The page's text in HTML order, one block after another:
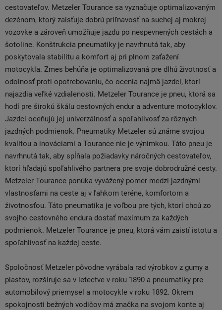
cestovateľov. Metzeler Tourance sa vyznačuje optimalizovaným
dezénom, ktorý zaisťuje dobrú priľnavosť na suchej aj mokrej
vozovke a zároveň umožňuje jazdu po nespevnených cestách a
šotoline. Konštrukcia pneumatiky je navrhnutá tak, aby
poskytovala stabilitu a komfort aj pri plnom zaťažení
motocykla. Zmes behúňa je optimalizovaná pre dlhú životnosť a
odolnosť proti opotrebovaniu, čo ocenia najmä jazdci, ktorí
najazdia veľké vzdialenosti. Metzeler Tourance je pneu, ktorá sa
hodí pre širokú škálu cestovných endur a adventure motocyklov.
Jazdci oceňujú jej univerzálnosť a spoľahlivosť za rôznych
jazdných podmienok. Pneumatiky Metzeler sú známe svojou
kvalitou a inováciami a Tourance nie je výnimkou. Táto pneu je
navrhnutá tak, aby spĺňala požiadavky náročných cestovateľov,
ktorí hľadajú spoľahlivého partnera pre svoje dobrodružné cesty.
Metzeler Tourance ponúka vyvážený pomer medzi jazdnými
vlastnosťami na ceste aj v ľahkom teréne, komfortom a
životnosťou. Táto pneumatika je voľbou pre tých, ktorí chcú zo
svojho cestovného endura dostať maximum za každých
podmienok. Metzeler Tourance je pneu, ktorá vám zaistí istotu a
spoľahlivosť na každej ceste.
Spoločnosť Metzeler pôvodne vyrábala rad výrobkov z gumy a
plastov, rozširuje sa v letectve v roku 1890 a pneumatiky pre
automobilový priemysel a motocykle v roku 1892. Okrem
spokojnosti bežných vodičov má značka na svojom konte aj